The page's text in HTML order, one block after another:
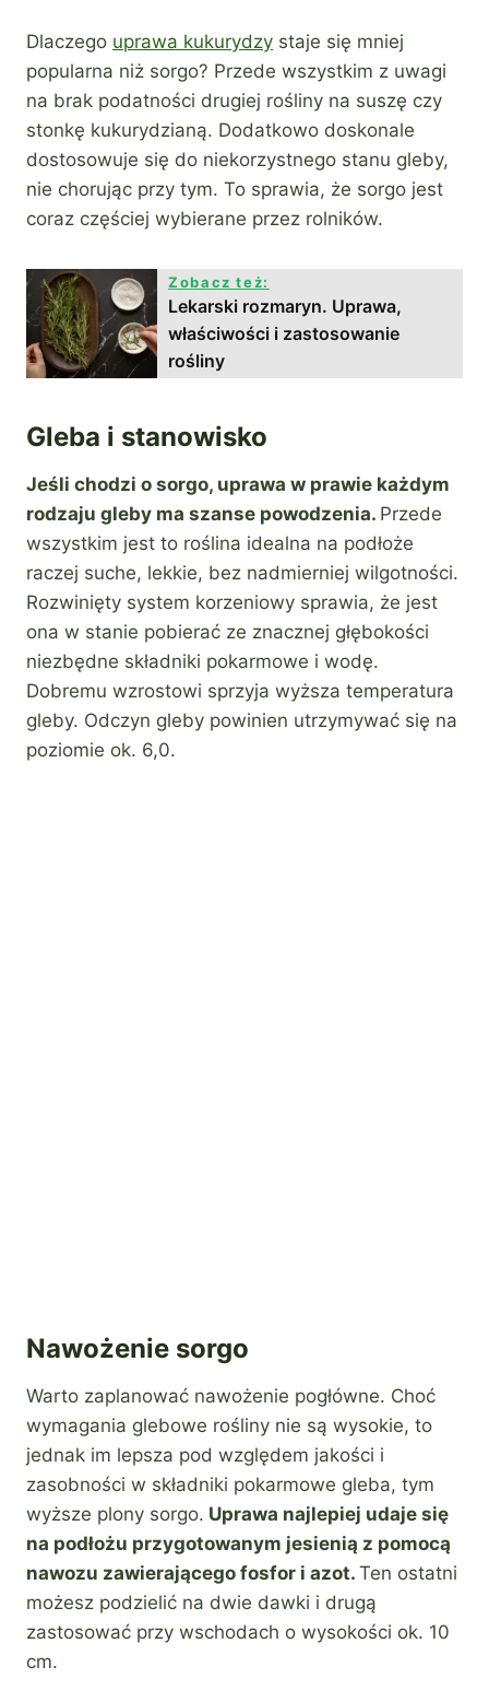
Dlaczego uprawa kukurydzy staje się mniej
popularna niż sorgo? Przede wszystkim z uwagi
na brak podatności drugiej rośliny na suszę czy
stonkę kukurydzianą. Dodatkowo doskonale
dostosowuje się do niekorzystnego stanu gleby,
nie chorując przy tym. To sprawia, że sorgo jest
coraz częściej wybierane przez rolników.
Zobacz też:
Lekarski rozmaryn. Uprawa,
właściwości i zastosowanie
rośliny
Gleba i stanowisko
Jeśli chodzi o sorgo, uprawa w prawie każdym
rodzaju gleby ma szanse powodzenia. Przede
wszystkim jest to roślina idealna na podłoże
raczej suche, lekkie, bez nadmierniej wilgotności.
Rozwinięty system korzeniowy sprawia, że jest
ona w stanie pobierać ze znacznej głębokości
niezbędne składniki pokarmowe i wodę.
Dobremu wzrostowi sprzyja wyższa temperatura
gleby. Odczyn gleby powinien utrzymywać się na
poziomie ok. 6,0.
Nawożenie sorgo
Warto zaplanować nawożenie pogłówne. Choć
wymagania glebowe rośliny nie są wysokie, to
jednak im lepsza pod względem jakości i
zasobności w składniki pokarmowe gleba, tym
wyższe plony sorgo. Uprawa najlepiej udaje się
na podłożu przygotowanym jesienią z pomocą
nawozu zawierającego fosfor i azot. Ten ostatni
możesz podzielić na dwie dawki i drugą
zastosować przy wschodach o wysokości ok. 10
cm.